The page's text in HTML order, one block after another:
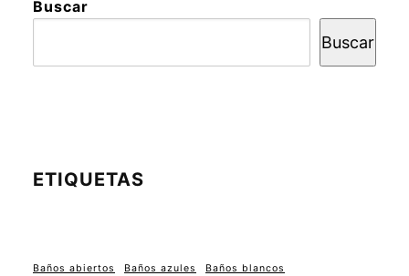
Buscar
Buscar
ETIQUETAS
Baños abiertos Baños azules
Baños blancos